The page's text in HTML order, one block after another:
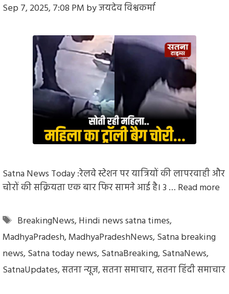
Sep 7, 2025, 7:08 PM byजयदेव विश्वकर्मा
Satna News Today :रेलवे स्टेशन पर यात्रियों की लापरवाही और
चोरों की सक्रियता एक बार फिर सामने आई है। 3 … Read more
Tags
BreakingNews,Hindi news satna times,
MadhyaPradesh,MadhyaPradeshNews,Satna breaking
news,Satna today news,SatnaBreaking,SatnaNews,
SatnaUpdates,सतना न्यूज,सतना समाचार,सतना हिंदी समाचार